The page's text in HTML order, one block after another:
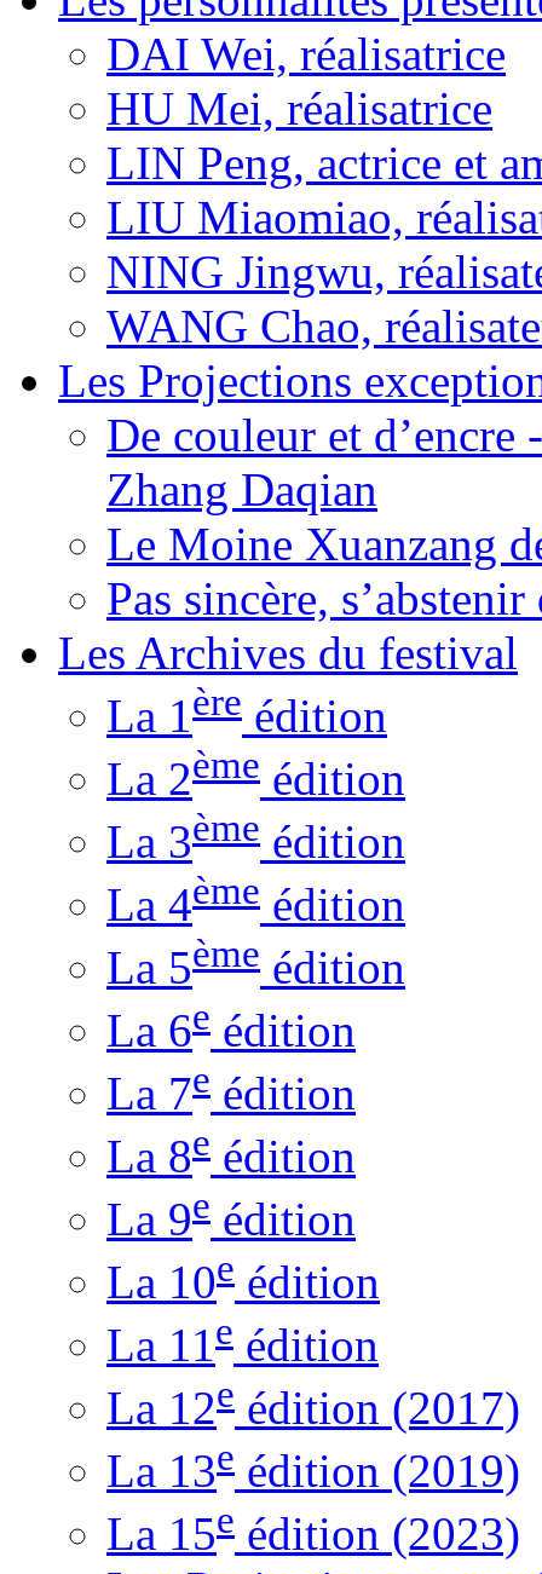
DAI Wei, réalisatrice
HU Mei, réalisatrice
LIN Peng, actrice et
LIU Miaomiao,
NING Jingwu,
WANG Chao,
Les Projections
De couleur et
Zhang Daqian
Le Moine Xuanzang
Pas sincère,
Les Archives du festival
La 1ère édition
La 2ème édition
La 3ème édition
La 4ème édition
La 5ème édition
La 6e édition
La 7e édition
La 8e édition
La 9e édition
La 10e édition
La 11e édition
La 12e édition (2017)
La 13e édition (2019)
La 15e édition (2023)